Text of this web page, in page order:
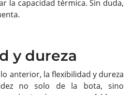
la capacidad térmica. Sin duda,
y dureza
anterior, la flexibilidad y dureza
no solo de la bota, sino